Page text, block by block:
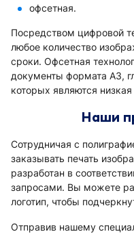
офсетная.
Посредством цифровой
любое количество
сроки. Офсетная
документы формата А3,
которых являются
Наши
Сотрудничая с
заказывать печать
разработан в
запросами. Вы можете
логотип, чтобы
Отправив нашему